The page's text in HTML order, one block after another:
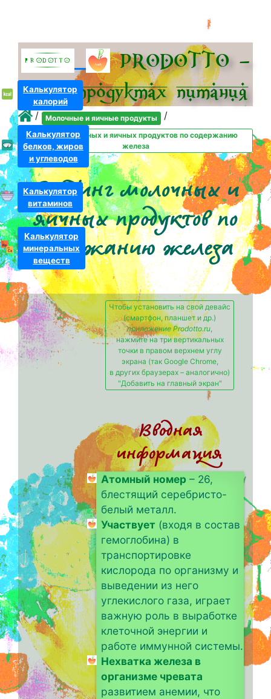
PRODOTTO –
всё о про­дуктах питания
/ Молочные и яичные продукты /
Рейтинг молочных и яичных продуктов по содержанию
железа
Калькулятор
калорий
Калькулятор
белков, жиров
и углеводов
Калькулятор
витаминов
Калькулятор
минеральных
веществ
Рейтинг молочных и
яичных продуктов по
содержанию железа
Чтобы установить на свой девайс
(смартфон, планшет и др.)
приложение Prodotto.ru,
нажмите на три вертикальных
точки в правом верхнем углу
экрана (так Google Chrome,
в других браузерах – аналогично)
"Добавить на главный экран"
Вводная
информация
Атомный номер – 26,
блестящий серебристо-
белый металл.
Участвует (входя в состав
гемоглобина) в
транспортировке
кислорода по организму и
выведении из него
углекислого газа, играет
важную роль в выработке
клеточной энергии и
работе иммунной системы.
Нехватка железа в
организме чревата
развитием анемии, что